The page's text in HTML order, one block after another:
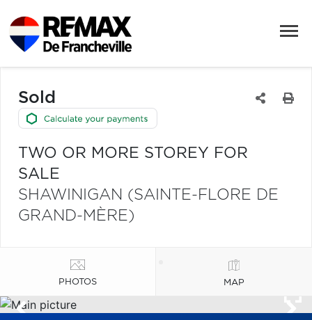
Sold
TWO OR MORE STOREY FOR
SALE
SHAWINIGAN (SAINTE-FLORE DE
GRAND-MÈRE)
PHOTOS MAP